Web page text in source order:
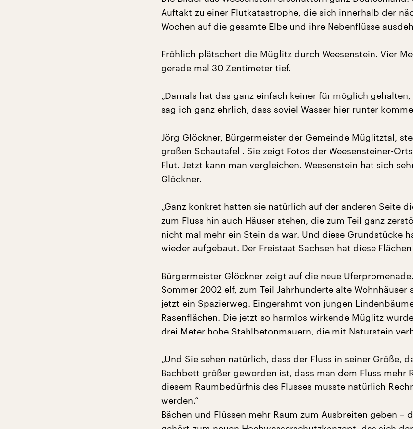
Auftakt zu einer Flutkatastrophe, die sich innerhalb der
Wochen auf die gesamte Elbe und ihre Nebenflüsse
Fröhlich plätschert die Müglitz durch Weesenstein. Vier
gerade mal 30 Zentimeter tief.
„Damals hat das ganz einfach keiner für möglich
sag ich ganz ehrlich, dass soviel Wasser hier runter
Jörg Glöckner, Bürgermeister der Gemeinde Müglitztal,
großen Schautafel . Sie zeigt Fotos der Weesensteiner-
Flut. Jetzt kann man vergleichen. Weesenstein hat sich
Glöckner.
„Ganz konkret hatten sie natürlich auf der anderen Seite
zum Fluss hin auch Häuser stehen, die zum Teil ganz
nicht mal mehr ein Stein da war. Und diese Grundstücke
wieder aufgebaut. Der Freistaat Sachsen hat diese
Bürgermeister Glöckner zeigt auf die neue
Sommer 2002 elf, zum Teil Jahrhunderte alte Wohnhäuser
jetzt ein Spazierweg. Eingerahmt von jungen
Rasenflächen. Die jetzt so harmlos wirkende Müglitz
drei Meter hohe Stahlbetonmauern, die mit Naturstein
„Und Sie sehen natürlich, dass der Fluss in seiner Größe,
Bachbett größer geworden ist, dass man dem Fluss mehr
diesem Raumbedürfnis des Flusses musste natürlich
werden.“
Bächen und Flüssen mehr Raum zum Ausbreiten geben –